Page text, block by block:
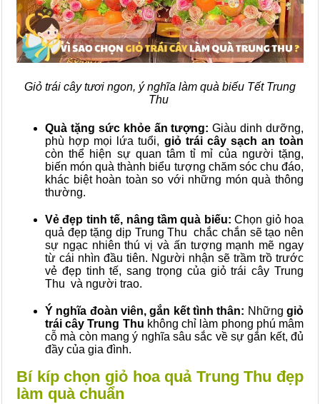
Giỏ trái cây tươi ngon, ý nghĩa làm quà biếu Tết Trung
Thu
Quà tặng sức khỏe ấn tượng: Giàu dinh dưỡng,
phù hợp mọi lứa tuổi, giỏ trái cây sạch an toàn
còn thể hiện sự quan tâm tỉ mỉ của người tặng,
biến món quà thành biểu tượng chăm sóc chu đáo,
khác biệt hoàn toàn so với những món quà thông
thường.
Vẻ đẹp tinh tế, nâng tầm quà biếu: Chọn giỏ hoa
quả đẹp tặng dịp Trung Thu chắc chắn sẽ tạo nên
sự ngạc nhiên thú vị và ấn tượng mạnh mẽ ngay
từ cái nhìn đầu tiên. Người nhận sẽ trầm trồ trước
vẻ đẹp tinh tế, sang trọng của giỏ trái cây Trung
Thu và người trao.
Ý nghĩa đoàn viên, gắn kết tình thân: Nhữnggiỏ
trái cây Trung Thu không chỉ làm phong phú mâm
cỗ mà còn mang ý nghĩa sâu sắc về sự gắn kết, đủ
đầy của gia đình.
Bí kíp chọn giỏ hoa quả Trung Thu đẹp
làm quà chuẩn